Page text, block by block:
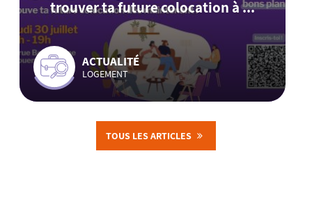
trouver ta future colocation à ...
ACTUALITÉ
LOGEMENT
TOUS LES ARTICLES